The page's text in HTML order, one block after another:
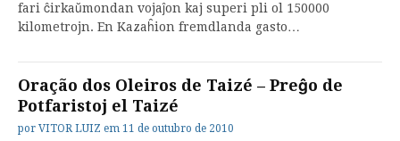
fari ĉirkaŭmondan vojaĵon kaj superi pli ol 150000
kilometrojn. En Kazaĥion fremdlanda gasto…
Oração dos Oleiros de Taizé – Preĝo de
Potfaristoj el Taizé
por VITOR LUIZ em 11 de outubro de 2010